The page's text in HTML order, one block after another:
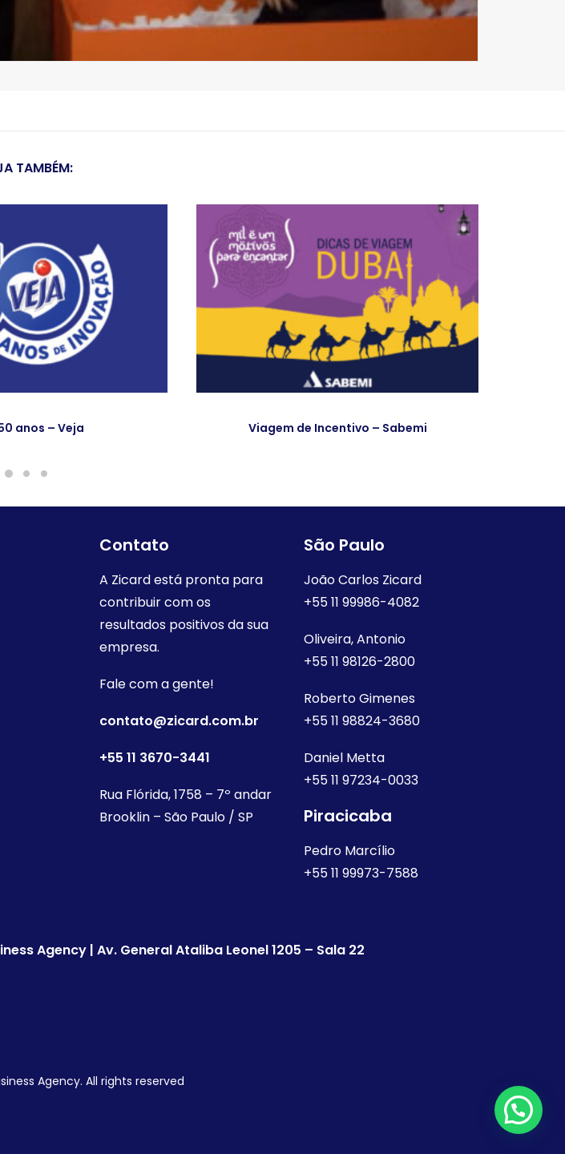
TAMBÉM:
anos – Veja Viagem de Incentivo – Sabemi
Contato
A Zicard está pronta para
contribuir com os
resultados positivos da sua
empresa.
Fale com a gente!
contato@zicard.com.br
+55 11 3670-3441
Rua Flórida, 1758 – 7º andar
Brooklin – São Paulo / SP
São Paulo
João Carlos Zicard
+55 11 99986-4082
Oliveira, Antonio
+55 11 98126-2800
Roberto Gimenes
+55 11 98824-3680
Daniel Metta
+55 11 97234-0033
Piracicaba
Pedro Marcílio
+55 11 99973-7588
Agency | Av. General Ataliba Leonel 1205 – Sala 22
Agency. All rights reserved